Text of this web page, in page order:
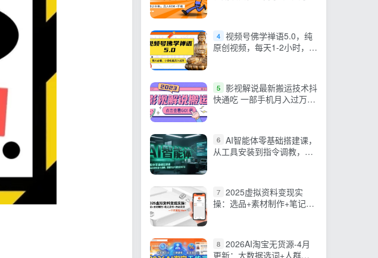
4 视频号佛学禅语5.0，纯
原创视频，每天1-2小时，保
5
影视解说最新搬运技术抖
快通吃 一部手机月入过万
6 AI智能体零基础搭建课，
从工具安装到指令调教，掌
7 2025虚拟资料变现实
操：选品+素材制作+笔记发
8 2026AI淘宝无货源-4月
更新：大数据选词+人群建